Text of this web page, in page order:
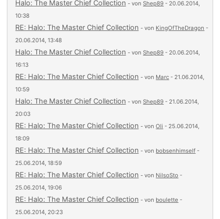
Halo: The Master Chief Collection - vonShep89 - 20.06.2014,
10:38
RE: Halo: The Master Chief Collection - von KingOfTheDragon -
20.06.2014, 13:48
Halo: The Master Chief Collection - vonShep89 - 20.06.2014,
16:13
RE: Halo: The Master Chief Collection - von Marc - 21.06.2014,
10:59
Halo: The Master Chief Collection - vonShep89 - 21.06.2014,
20:03
RE: Halo: The Master Chief Collection - vonOli - 25.06.2014,
18:09
RE: Halo: The Master Chief Collection - von bobsenhimself -
25.06.2014, 18:59
RE: Halo: The Master Chief Collection - von NilsoSto -
25.06.2014, 19:06
RE: Halo: The Master Chief Collection - von boulette -
25.06.2014, 20:23